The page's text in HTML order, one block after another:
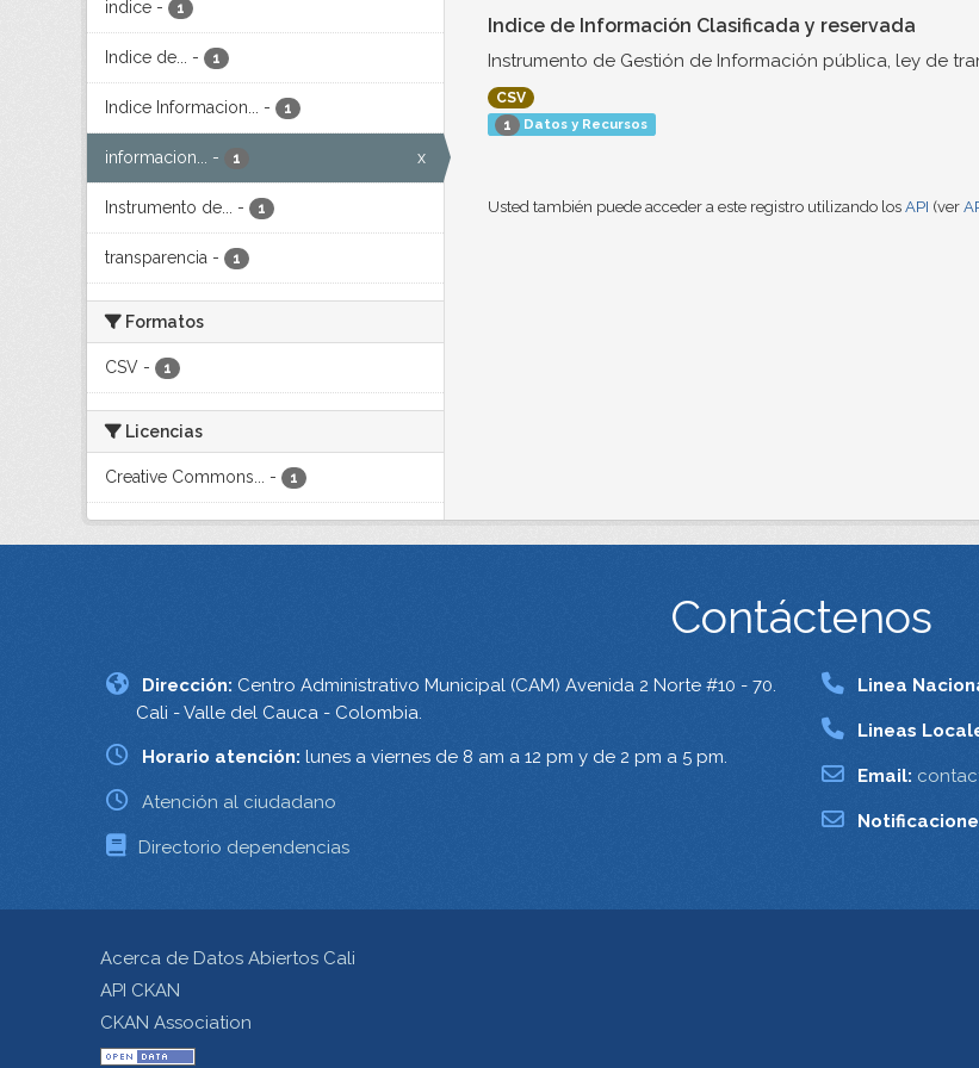
indice - 1
Indice de... - 1
Indice Informacion... - 1
informacion... - 1 x
Instrumento de... - 1
transparencia - 1
Formatos
CSV - 1
Licencias
Creative Commons... - 1
Indice de Información Clasificada y reservada
Instrumento de Gestión de Información pública, ley de
CSV
1
Datos y Recursos
Usted también puede acceder a este registro utilizando los API (ver
Contáctenos
Dirección: Centro Administrativo Municipal (CAM) Avenida 2 Norte #10 - 70.
Cali - Valle del Cauca - Colombia.
Horario atención: lunes a viernes de 8 am a 12 pm y de 2 pm a 5 pm.
Atención al ciudadano
Directorio dependencias
Linea
Lineas
Email:
Acerca de Datos Abiertos Cali
API CKAN
CKAN Association